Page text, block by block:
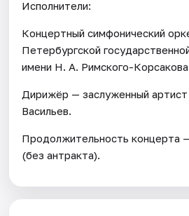
Исполнители:
Концертный симфонический
Петербургской
имени Н. А. Римского-
Дирижёр — заслуженный артист
Васильев.
Продолжительность концерта
(без антракта).